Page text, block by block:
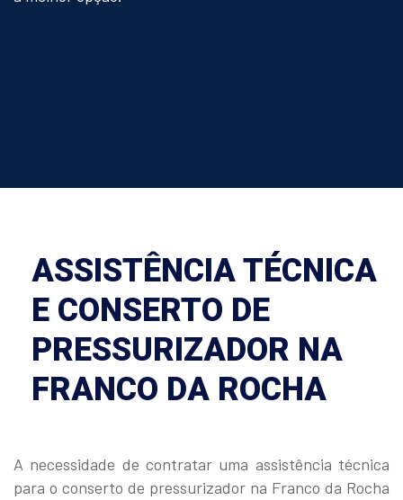
ASSISTÊNCIA TÉCNICA
E CONSERTO DE
PRESSURIZADOR NA
FRANCO DA ROCHA
A necessidade de contratar uma assistência técnica
para o conserto de pressurizador na Franco da Rocha